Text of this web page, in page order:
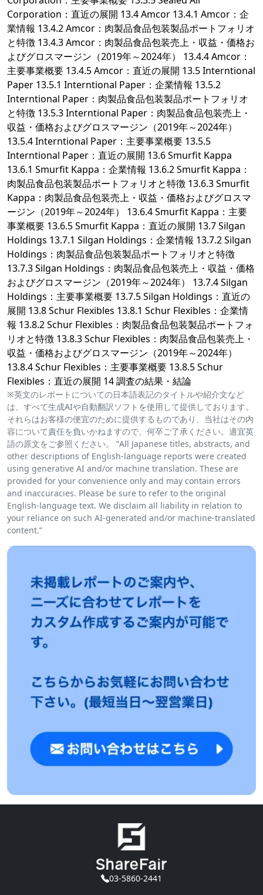
Corporation：直近の展開 13.4 Amcor 13.4.1 Amcor：企
業情報 13.4.2 Amcor：肉製品食品包装製品ポートフォリオ
と特徴 13.4.3 Amcor：肉製品食品包装売上・収益・価格お
よびグロスマージン（2019年～2024年） 13.4.4 Amcor：
主要事業概要 13.4.5 Amcor：直近の展開 13.5 Interntional
Paper 13.5.1 Interntional Paper：企業情報 13.5.2
Interntional Paper：肉製品食品包装製品ポートフォリオ
と特徴 13.5.3 Interntional Paper：肉製品食品包装売上・
収益・価格およびグロスマージン（2019年～2024年）
13.5.4 Interntional Paper：主要事業概要 13.5.5
Interntional Paper：直近の展開 13.6 Smurfit Kappa
13.6.1 Smurfit Kappa：企業情報 13.6.2 Smurfit Kappa：
肉製品食品包装製品ポートフォリオと特徴 13.6.3 Smurfit
Kappa：肉製品食品包装売上・収益・価格およびグロスマ
ージン（2019年～2024年） 13.6.4 Smurfit Kappa：主要
事業概要 13.6.5 Smurfit Kappa：直近の展開 13.7 Silgan
Holdings 13.7.1 Silgan Holdings：企業情報 13.7.2 Silgan
Holdings：肉製品食品包装製品ポートフォリオと特徴
13.7.3 Silgan Holdings：肉製品食品包装売上・収益・価格
およびグロスマージン（2019年～2024年） 13.7.4 Silgan
Holdings：主要事業概要 13.7.5 Silgan Holdings：直近の
展開 13.8 Schur Flexibles 13.8.1 Schur Flexibles：企業情
報 13.8.2 Schur Flexibles：肉製品食品包装製品ポートフォ
リオと特徴 13.8.3 Schur Flexibles：肉製品食品包装売上・
収益・価格およびグロスマージン（2019年～2024年）
13.8.4 Schur Flexibles：主要事業概要 13.8.5 Schur
Flexibles：直近の展開 14 調査の結果・結論
※英文のレポートについての日本語表記のタイトルや紹介文など
は、すべて生成AIや自動翻訳ソフトを使用して提供しております。
それらはお客様の便宜のために提供するものであり、当社はその内
容について責任を負いかねますので、何卒ご了承ください。適宜英
語の原文をご参照ください。 “All Japanese titles, abstracts, and
other descriptions of English-language reports were created
using generative AI and/or machine translation. These are
provided for your convenience only and may contain errors
and inaccuracies. Please be sure to refer to the original
English-language text. We disclaim all liability in relation to
your reliance on such AI-generated and/or machine-translated
content.”
03-5860-2441